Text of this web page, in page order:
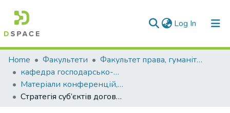
Log In (current)
Communities & Collections
All of DSpace
Statistics
Home Факультети
Факультет права, гуманітарних і соціальних наук
кафедра господарсько-правових та суспільно-політичних дисциплін
Матеріали конференцій, семінарів і т.п. (КГПСПД)
Стратегія суб’єктів договірних відносин державно-приватного партнерства